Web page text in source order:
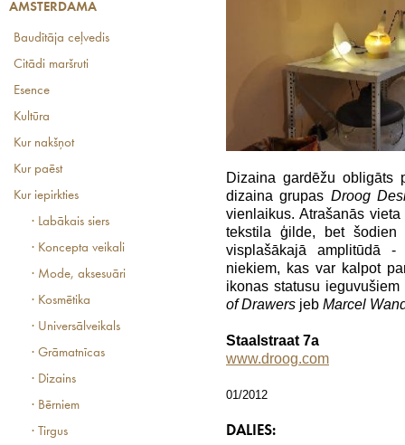
AMSTERDAMA
Baudītāja ceļvedis
Citādi maršruti
Esence
Kultūra
Kur nakšņot
Kur paēst
Kur iepirkties
· Labākais siers
· Koncepta veikali
· Mode, aksesuāri
· Kosmētika
· Universālveikals
· Grāmatnīcas
· Dizains
· Bērniem
· Tirgus
Dizaina gardēžu obligāts
dizaina grupas Droog
vienlaikus. Atrašanās
tekstila ģilde, bet šodien
visplašākajā amplitūdā -
niekiem, kas var kalpot
ikonas statusu
of Drawers jeb Marcel
Staalstraat 7a
www.droog.com
01/2012
DALIES: